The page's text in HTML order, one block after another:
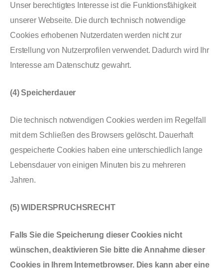
Unser berechtigtes Interesse ist die Funktionsfähigkeit
unserer Webseite. Die durch technisch notwendige
Cookies erhobenen Nutzerdaten werden nicht zur
Erstellung von Nutzerprofilen verwendet. Dadurch wird Ihr
Interesse am Datenschutz gewahrt.
(4) Speicherdauer
Die technisch notwendigen Cookies werden im Regelfall
mit dem Schließen des Browsers gelöscht. Dauerhaft
gespeicherte Cookies haben eine unterschiedlich lange
Lebensdauer von einigen Minuten bis zu mehreren
Jahren.
(5) WIDERSPRUCHSRECHT
Falls Sie die Speicherung dieser Cookies nicht
wünschen, deaktivieren Sie bitte die Annahme dieser
Cookies in Ihrem Internetbrowser. Dies kann aber eine